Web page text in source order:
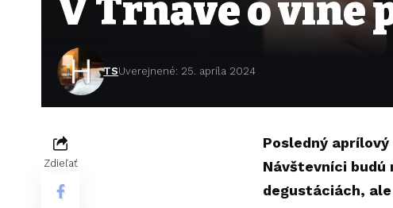
V Trnave o víne
TSUverejnené: 25. apríla 2024
Zdieľať
Posledný
Návštevníci
degustáciách,